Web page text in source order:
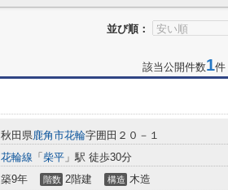
並び順：
該当公開件数1
秋田県鹿角市花輪字囲田２０－１
花輪線 「 柴平 」駅 徒歩30分
築9年 階数 2階建 構造 木造